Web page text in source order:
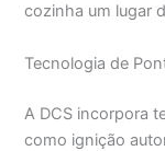
cozinha um lugar
Tecnologia de
A DCS incorpora
como ignição